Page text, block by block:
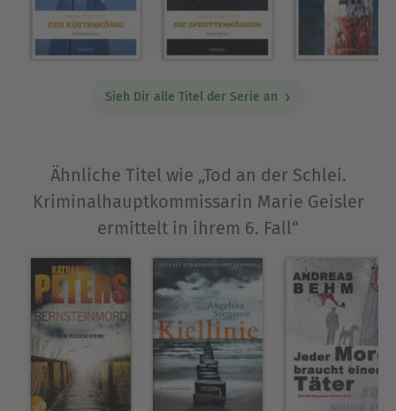
Sieh Dir alle Titel der Serie an
Ähnliche Titel wie „Tod an der Schlei.
Kriminalhauptkommissarin Marie Geisler
ermittelt in ihrem 6. Fall“